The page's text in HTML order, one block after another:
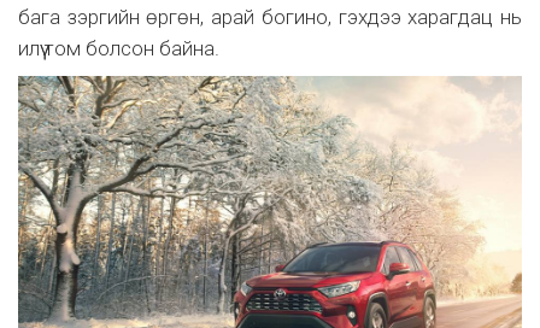
бага зэргийн өргөн, арай богино, гэхдээ харагдац нь
илүү том болсон байна.